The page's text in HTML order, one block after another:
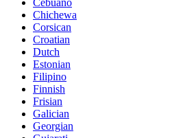
Cebuano
Chichewa
Corsican
Croatian
Dutch
Estonian
Filipino
Finnish
Frisian
Galician
Georgian